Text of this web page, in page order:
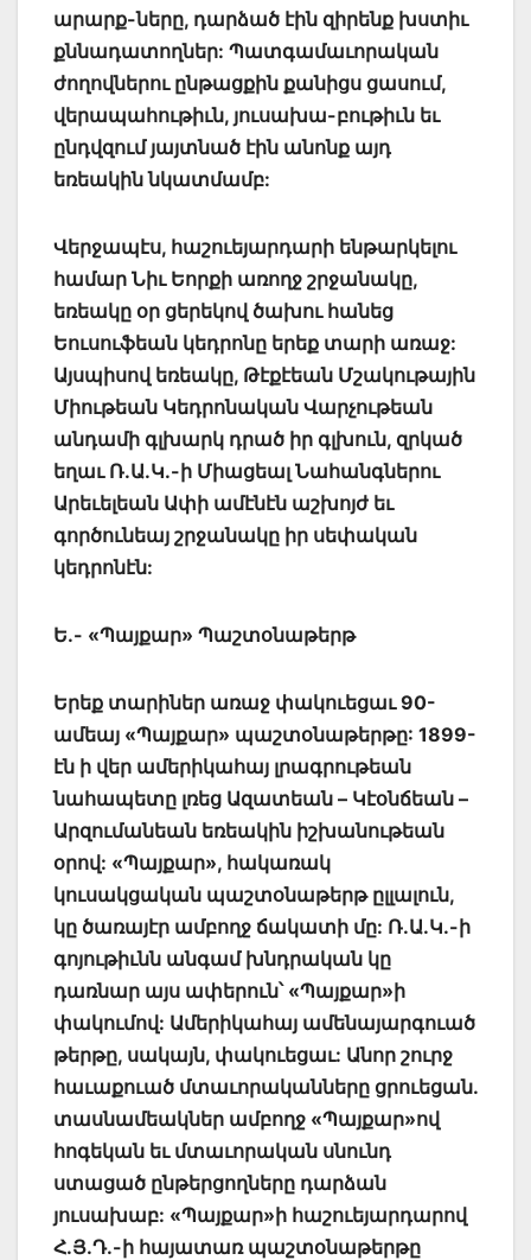
արարք-ները, դարձած էին զիրենք խստիւ
քննադատողներ: Պատգամաւորական
ժողովներու ընթացքին քանիցս ցասում,
վերապահութիւն, յուսախա-բութիւն եւ
ընդվզում յայտնած էին անոնք այդ
եռեակին նկատմամբ:
Վերջապէս, հաշուեյարդարի ենթարկելու
համար Նիւ Եորքի առողջ շրջանակը,
եռեակը օր ցերեկով ծախու հանեց
Եուսուֆեան կեդրոնը երեք տարի առաջ:
Այսպիսով եռեակը, Թէքէեան Մշակութային
Միութեան Կեդրոնական Վարչութեան
անդամի գլխարկ դրած իր գլխուն, զրկած
եղաւ Ռ.Ա.Կ.-ի Միացեալ Նահանգներու
Արեւելեան Ափի ամէնէն աշխոյժ եւ
գործունեայ շրջանակը իր սեփական
կեդրոնէն:
Ե.- «Պայքար» Պաշտօնաթերթ
Երեք տարիներ առաջ փակուեցաւ 90-
ամեայ «Պայքար» պաշտօնաթերթը: 1899-
էն ի վեր ամերիկահայ լրագրութեան
նահապետը լռեց Ազատեան – Կէօնճեան –
Արզումանեան եռեակին իշխանութեան
օրով: «Պայքար», հակառակ
կուսակցական պաշտօնաթերթ ըլլալուն,
կը ծառայէր ամբողջ ճակատի մը: Ռ.Ա.Կ.-ի
գոյութիւնն անգամ խնդրական կը
դառնար այս ափերուն՝ «Պայքար»ի
փակումով: Ամերիկահայ ամենայարգուած
թերթը, սակայն, փակուեցաւ: Անոր շուրջ
հաւաքուած մտաւորականները ցրուեցան.
տասնամեակներ ամբողջ «Պայքար»ով
հոգեկան եւ մտաւորական սնունդ
ստացած ընթերցողները դարձան
յուսախաբ: «Պայքար»ի հաշուեյարդարով
Հ.Յ.Դ.-ի հայատառ պաշտօնաթերթը